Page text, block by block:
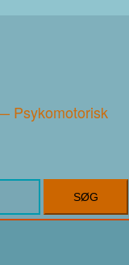
Psykomotorisk